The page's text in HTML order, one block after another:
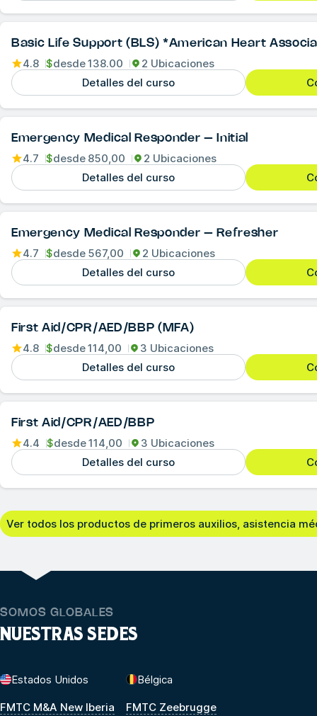
Basic Life Support (BLS) *American Heart
4.8 $desde138.00
2 Ubicaciones
Detalles del curso
Emergency Medical Responder – Initial
4.7 $desde 850,00
2 Ubicaciones
Detalles del curso
Emergency Medical Responder – Refresher
4.7 $desde 567,00
2 Ubicaciones
Detalles del curso
First Aid/CPR/AED/BBP (MFA)
4.8 $desde114,00
3 Ubicaciones
Detalles del curso
First Aid/CPR/AED/BBP
4.4 $desde114,00
3 Ubicaciones
Detalles del curso
Ver todos los productos de primeros auxilios, asistencia
SOMOS GLOBALES
NUESTRAS SEDES
Estados Unidos
FMTC M&A New Iberia
Bélgica
FMTC Zeebrugge